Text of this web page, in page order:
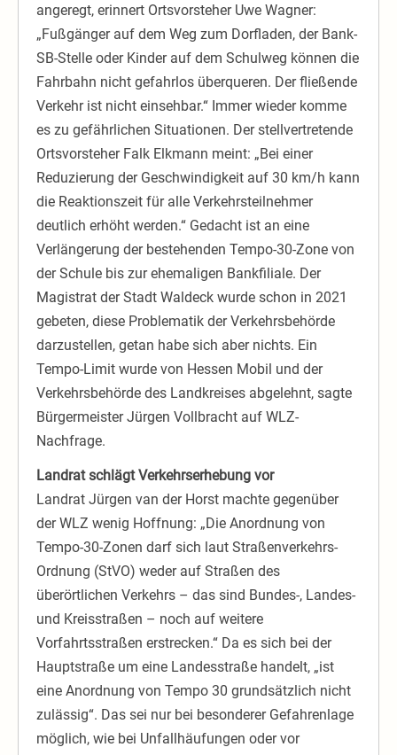
angeregt, erinnert Ortsvorsteher Uwe Wagner:
„Fußgänger auf dem Weg zum Dorfladen, der Bank-
SB-Stelle oder Kinder auf dem Schulweg können die
Fahrbahn nicht gefahrlos überqueren. Der fließende
Verkehr ist nicht einsehbar.“ Immer wieder komme
es zu gefährlichen Situationen. Der stellvertretende
Ortsvorsteher Falk Elkmann meint: „Bei einer
Reduzierung der Geschwindigkeit auf 30 km/h kann
die Reaktionszeit für alle Verkehrsteilnehmer
deutlich erhöht werden.“ Gedacht ist an eine
Verlängerung der bestehenden Tempo-30-Zone von
der Schule bis zur ehemaligen Bankfiliale. Der
Magistrat der Stadt Waldeck wurde schon in 2021
gebeten, diese Problematik der Verkehrsbehörde
darzustellen, getan habe sich aber nichts. Ein
Tempo-Limit wurde von Hessen Mobil und der
Verkehrsbehörde des Landkreises abgelehnt, sagte
Bürgermeister Jürgen Vollbracht auf WLZ-
Nachfrage.
Landrat schlägt Verkehrserhebung vor
Landrat Jürgen van der Horst machte gegenüber
der WLZ wenig Hoffnung: „Die Anordnung von
Tempo-30-Zonen darf sich laut Straßenverkehrs-
Ordnung (StVO) weder auf Straßen des
überörtlichen Verkehrs – das sind Bundes-, Landes-
und Kreisstraßen – noch auf weitere
Vorfahrtsstraßen erstrecken.“ Da es sich bei der
Hauptstraße um eine Landesstraße handelt, „ist
eine Anordnung von Tempo 30 grundsätzlich nicht
zulässig“. Das sei nur bei besonderer Gefahrenlage
möglich, wie bei Unfallhäufungen oder vor